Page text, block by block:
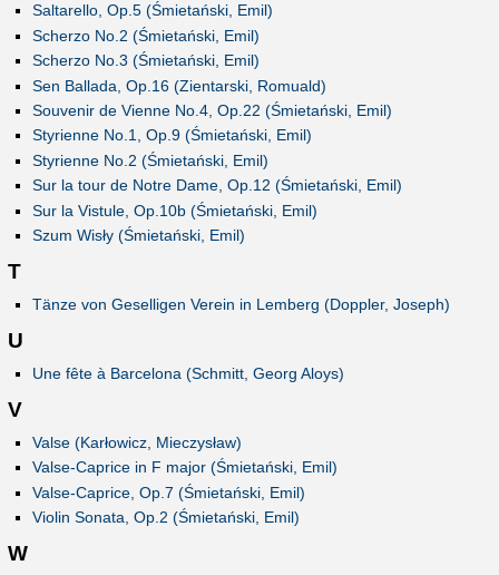
Saltarello, Op.5 (Śmietański, Emil)
Scherzo No.2 (Śmietański, Emil)
Scherzo No.3 (Śmietański, Emil)
Sen Ballada, Op.16 (Zientarski, Romuald)
Souvenir de Vienne No.4, Op.22 (Śmietański, Emil)
Styrienne No.1, Op.9 (Śmietański, Emil)
Styrienne No.2 (Śmietański, Emil)
Sur la tour de Notre Dame, Op.12 (Śmietański, Emil)
Sur la Vistule, Op.10b (Śmietański, Emil)
Szum Wisły (Śmietański, Emil)
T
Tänze von Geselligen Verein in Lemberg (Doppler, Joseph)
U
Une fête à Barcelona (Schmitt, Georg Aloys)
V
Valse (Karłowicz, Mieczysław)
Valse-Caprice in F major (Śmietański, Emil)
Valse-Caprice, Op.7 (Śmietański, Emil)
Violin Sonata, Op.2 (Śmietański, Emil)
W